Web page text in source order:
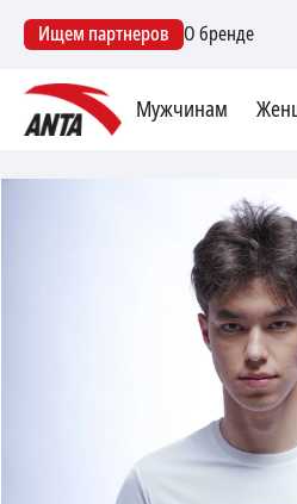
Ищем партнеров О бренде
Мужчинам